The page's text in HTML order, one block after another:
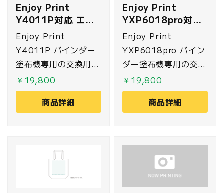
Enjoy Print
Y4011P対応 エア
ーフィルター
Enjoy Print
Y4011P バインダー
塗布機専用の交換用エ
アーフィルターです。
￥19,800
商品詳細
Enjoy Print
YXP6018pro対応
エアーフィルター
Enjoy Print
YXP6018pro バイン
ダー塗布機専用の交換
用エアーフィルターで
す。
￥19,800
商品詳細